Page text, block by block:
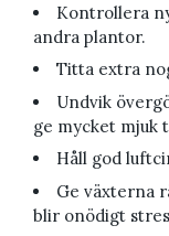
Kontrollera
andra plantor.
Titta extra
Undvik
ge mycket mjuk
Håll god
Ge växterna
blir onödigt